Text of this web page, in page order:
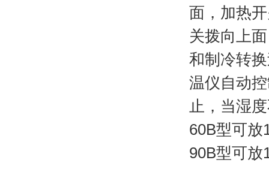
面，加热
关拨向上
和制冷转
温仪自动
止，当湿
60B型可放
90B型可放